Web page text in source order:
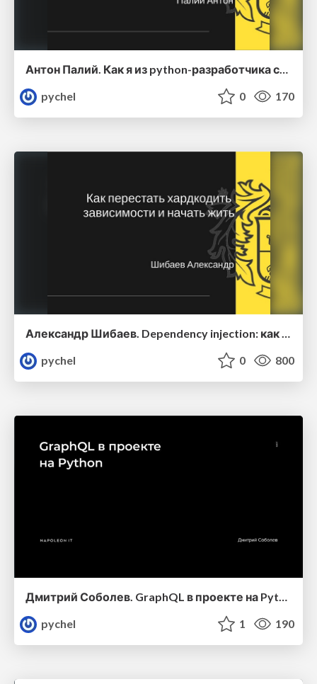
Антон Палий. Как я из python-разработчика стал первым SRE-инженером в своей команде
pychel
0 170
pychel
0 800
Дмитрий Соболев. GraphQL в проекте на Python
pychel
1 190